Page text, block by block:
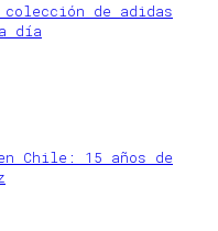
de adidas
día
Chile: 15 años de